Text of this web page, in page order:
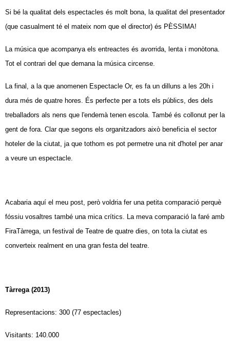
Si bé la qualitat dels espectacles és molt bona, la qualitat del presentador
(que casualment té el mateix nom que el director) és PÈSSIMA!
La música que acompanya els entreactes és avorrida, lenta i monòtona.
Tot el contrari del que demana la música circense.
La final, a la que anomenen Espectacle Or, es fa un dilluns a les 20h i
dura més de quatre hores. És perfecte per a tots els públics, des dels
treballadors als nens que l'endemà tenen escola. També és collonut per la
gent de fora. Clar que segons els organitzadors això beneficia el sector
hoteler de la ciutat, ja que tothom es pot permetre una nit d'hotel per anar
a veure un espectacle.
Acabaria aquí el meu post, però voldria fer una petita comparació perquè
fóssiu vosaltres també una mica crítics. La meva comparació la faré amb
FiraTàrrega, un festival de Teatre de quatre dies, on tota la ciutat es
converteix realment en una gran festa del teatre.
Tàrrega (2013)
Representacions: 300 (77 espectacles)
Visitants: 140.000